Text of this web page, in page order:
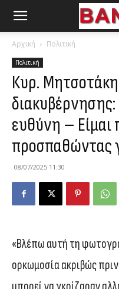
Αρχική Πολιτική
Πολιτική
Κυρ.
ευθύνη –
προσπαθώντας
08/07/2025 11:30
«Βλέπω αυτή τη
ορκωμοσία ακριβώς